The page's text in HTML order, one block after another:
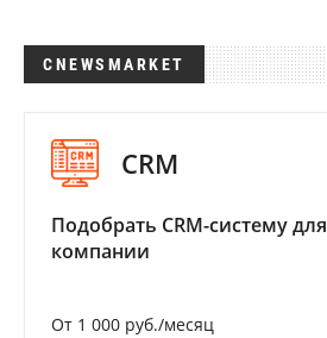
CNEWSMARKET
CRM
Подобрать CRM-систему для
компании
От 1 000 руб./месяц